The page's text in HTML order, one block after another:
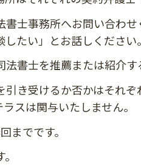
士事務所へお問い合わ
たい」とお話しください。
書士を推薦または紹介す
き受けるか否かはそれ
スは関与いたしません。
までです。